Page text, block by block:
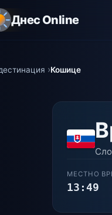
Днес Online
Кошице
МЕСТНО
13:49